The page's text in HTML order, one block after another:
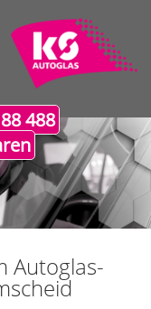
488
Autoglas-